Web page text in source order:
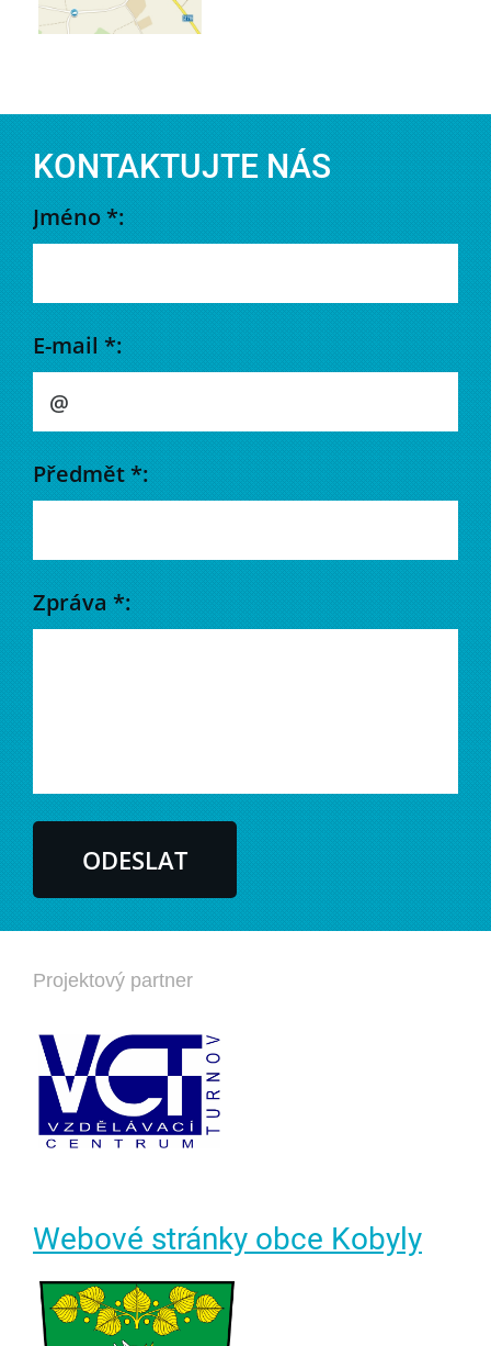
KONTAKTUJTE NÁS
Jméno *:
E-mail *:
Předmět *:
Zpráva *:
Projektový partner
Webové stránky obce Kobyly